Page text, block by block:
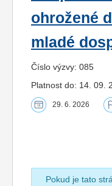
ohrožené
mladé
Číslo výzvy: 085
Platnost do: 14. 09.
29. 6. 2026
Pokud je tato